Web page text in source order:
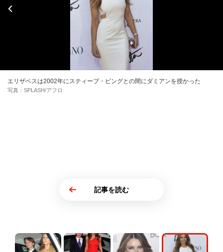
エリザベスは2002年にスティーブ・ビングとの間にダミアンを授かった
写真：SPLASH/アフロ
記事を読む